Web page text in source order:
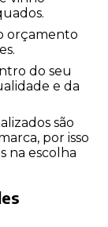
orçamento
do seu
e da
são
por isso
na escolha